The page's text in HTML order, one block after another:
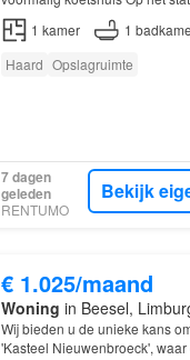
Nieuwenbroeck wordt dit
1 kamer 1
Haard Opslagruimte
7 dagen
geleden
RENTUMO
Bekijk
€ 1.025/maand
Woning in Beesel,
Wij bieden u de unieke kans
'Kasteel Nieuwenbroeck',